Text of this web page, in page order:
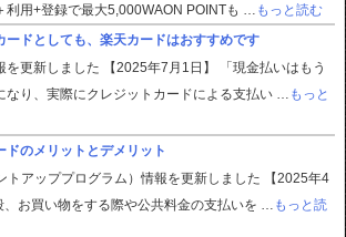
利用+登録で最大5,000WAON POINTも …
もっと読む
ードとしても、楽天カードはおすすめです
更新しました 【2025年7月1日】 「現金払いはもう
なり、実際にクレジットカードによる支払い …
もっと
のメリットとデメリット
アッププログラム）情報を更新しました 【2025年4
お買い物をする際や公共料金の支払いを …
もっと読